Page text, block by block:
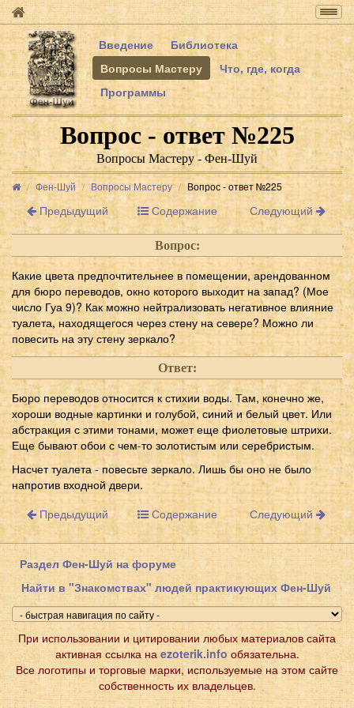
Введение
Библиотека
Вопросы Мастеру
Что, где, когда
Программы
Вопрос - ответ №225
Вопросы Мастеру - Фен-Шуй
Фен-Шуй Вопросы Мастеру Вопрос - ответ №225
Предыдущий Содержание Следующий
Вопрос:
Какие цвета предпочтительнее в помещении, арендованном
для бюро переводов, окно которого выходит на запад? (Мое
число Гуа 9)? Как можно нейтрализовать негативное влияние
туалета, находящегося через стену на севере? Можно ли
повесить на эту стену зеркало?
Ответ:
Бюро переводов относится к стихии воды. Там, конечно же,
хороши водные картинки и голубой, синий и белый цвет. Или
абстракция с этими тонами, может еще фиолетовые штрихи.
Еще бывают обои с чем-то золотистым или серебристым.
Насчет туалета - повесьте зеркало. Лишь бы оно не было
напротив входной двери.
Предыдущий
Содержание Следующий
Раздел Фен-Шуй на форуме
Найти в "Знакомствах" людей практикующих Фен-Шуй
При использовании и цитировании любых материалов сайта
активная ссылка наezoterik.info обязательна.
Все логотипы и торговые марки, используемые на этом сайте
собственность их владельцев.